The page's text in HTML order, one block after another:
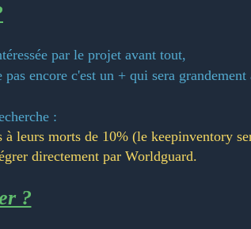
par le projet avant tout,
encore c'est un + qui sera grandement
:
leurs morts de 10% (le keepinventory
directement par Worldguard.
?